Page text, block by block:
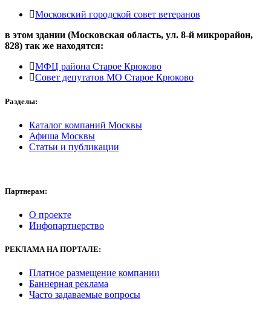
Московский городской совет ветеранов
в этом здании (Московская область, ул. 8-й микрорайон,
828) так же находятся:
МФЦ района Старое Крюково
Совет депутатов МО Старое Крюково
Разделы:
Каталог компаний Москвы
Афиша Москвы
Статьи и публикации
Партнерам:
О проекте
Инфопартнерство
РЕКЛАМАНА ПОРТАЛЕ:
Платное размещение компании
Баннерная реклама
Часто задаваемые вопросы